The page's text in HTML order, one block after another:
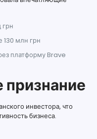
грн
млн грн
платформу Brave
инвестора, что
бизнеса.